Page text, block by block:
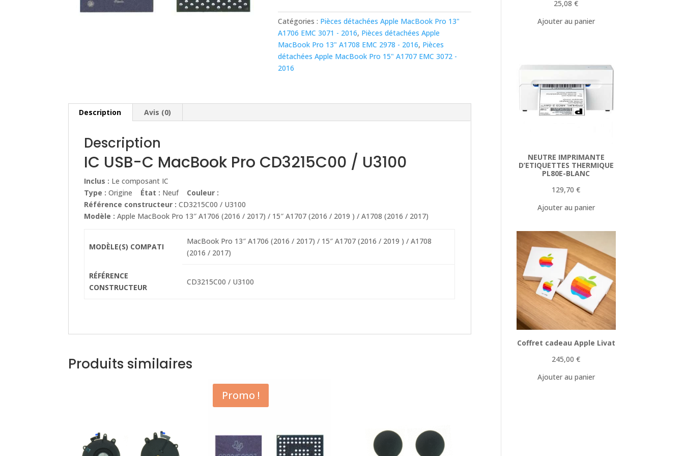
MacBook
CD3217B12
Catégories : Pièces détachées Apple MacBook Pro 13"
A1706 EMC 3071 - 2016, Pièces détachées Apple
MacBook Pro 13" A1708 EMC 2978 - 2016, Pièces
détachées Apple MacBook Pro 15" A1707 EMC 3072 -
2016
Description Avis (0)
Description
IC USB-C MacBook Pro CD3215C00 / U3100
Inclus : Le composant IC
Type : Origine État : Neuf Couleur :
Référence constructeur :CD3215C00 / U3100
Modèle :Apple MacBook Pro 13″ A1706 (2016 / 2017) / 15″ A1707 (2016 / 2019 ) / A1708 (2016 / 2017)
MODÈLE(S) COMPATI
MacBook Pro 13″ A1706 (2016 / 2017) / 15″ A1707 (2016 / 2019 ) / A1708
(2016 / 2017)
RÉFÉRENCE
CONSTRUCTEUR
CD3215C00 / U3100
Produits similaires
Promo !
25,08€
Ajouter au panier
NEUTRE IMPRIMANTE
D’ETIQUETTES THERMIQUE
PL80E-BLANC
129,70€
Ajouter au panier
Coffret cadeau Apple Livat
245,00€
Ajouter au panier